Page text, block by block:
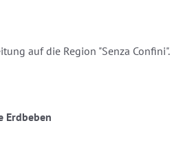
auf die Region "Senza Confini".
Erdbeben